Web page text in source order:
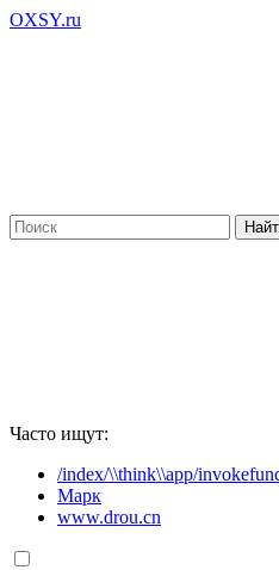
OXSY.ru
Часто ищут:
/index/\\think\\app/
Марк
www.drou.cn